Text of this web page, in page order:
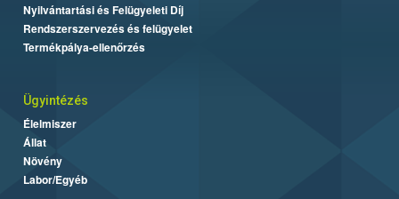
Nyilvántartási és Felügyeleti Díj
Rendszerszervezés és felügyelet
Termékpálya-ellenőrzés
Ügyintézés
Élelmiszer
Állat
Növény
Labor/Egyéb